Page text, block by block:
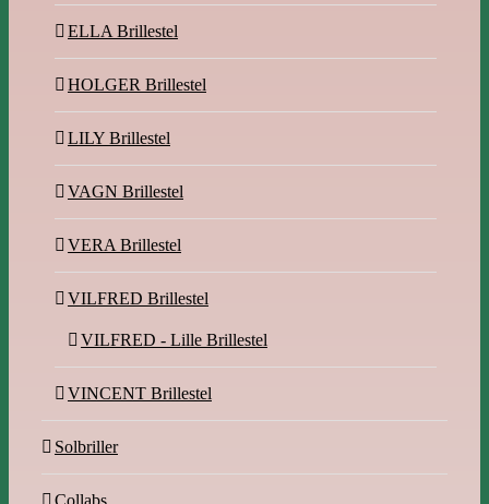
ELLA Brillestel
HOLGER Brillestel
LILY Brillestel
VAGN Brillestel
VERA Brillestel
VILFRED Brillestel
VILFRED - Lille Brillestel
VINCENT Brillestel
Solbriller